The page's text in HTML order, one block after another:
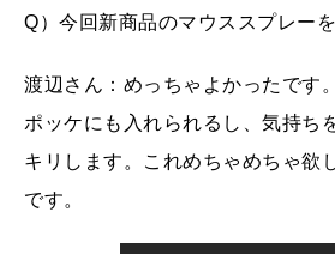
Q）今回新商品のマウススプレー
渡辺さん：めっちゃよかったです
ポッケにも入れられるし、気持ち
キリします。これめちゃめちゃ欲
です。